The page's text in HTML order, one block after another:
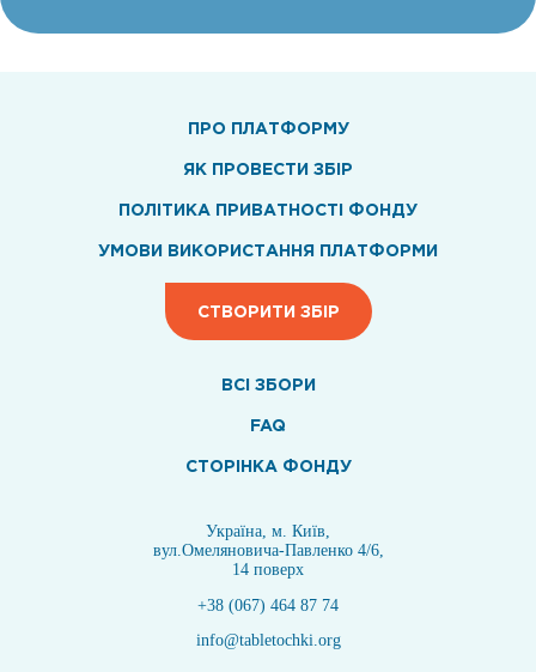
ПРО ПЛАТФОРМУ
ЯК ПРОВЕСТИ ЗБІР
ПОЛІТИКА ПРИВАТНОСТІ ФОНДУ
УМОВИ ВИКОРИСТАННЯ ПЛАТФОРМИ
СТВОРИТИ ЗБІР
ВСI ЗБОРИ
FAQ
СТОРІНКА ФОНДУ
Україна, м. Київ,
вул.Омеляновича-Павленко 4/6,
14 поверх
+38 (067) 464 87 74
info@tabletochki.org